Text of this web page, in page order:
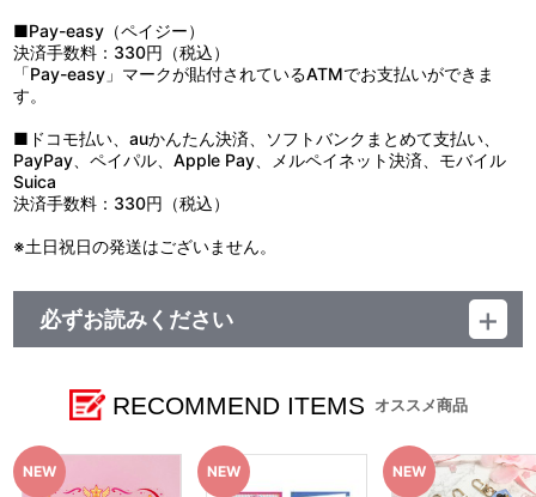
■Pay-easy（ペイジー）
決済手数料：330円（税込）
「Pay-easy」マークが貼付されているATMでお支払いができま
す。
■ドコモ払い、auかんたん決済、ソフトバンクまとめて支払い、
PayPay、ペイパル、Apple Pay、メルペイネット決済、モバイル
Suica
決済手数料：330円（税込）
※土日祝日の発送はございません。
必ずお読みください
※イベント会場や海外等で販売する場合がございます。詳細は公
式サイト等でご案内いたします。
※今後、イベント会場やその他店舗で在庫販売を行う場合がござ
います。詳細は公式サイト等でご案内いたします。
RECOMMEND ITEMS オススメ商品